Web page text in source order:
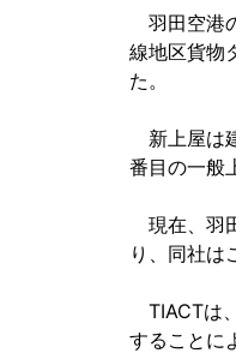
羽田空港
線地区貨物
た。
新上屋は
番目の一般
現在、羽
り、同社は
TIACTは
することに